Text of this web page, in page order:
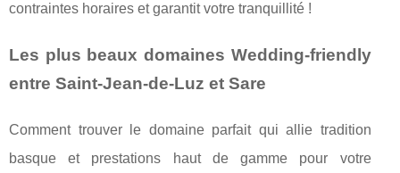
contraintes horaires et garantit votre tranquillité !
Les plus beaux domaines Wedding-friendly
entre Saint-Jean-de-Luz et Sare
Comment trouver le domaine parfait qui allie tradition
basque et prestations haut de gamme pour votre